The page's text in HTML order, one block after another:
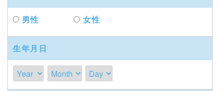
男性 女性
生年月日